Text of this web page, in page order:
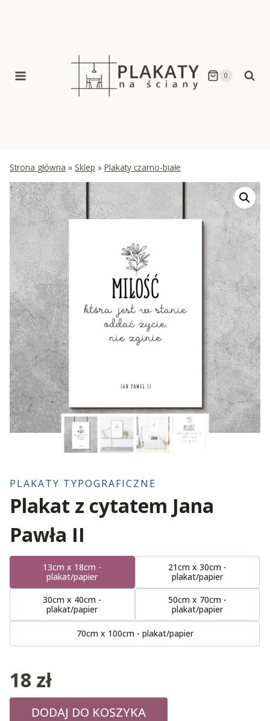
0
Strona główna » Sklep » Plakaty czarno-białe
PLAKATY TYPOGRAFICZNE
Plakat z cytatem Jana
Pawła II
13cm x 18cm -
plakat/papier
21cm x 30cm -
plakat/papier
30cm x 40cm -
plakat/papier
50cm x 70cm -
plakat/papier
70cm x 100cm - plakat/papier
18 zł
DODAJ DO KOSZYKA